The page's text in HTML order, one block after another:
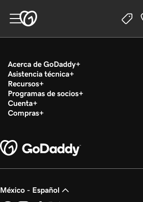
Acerca de GoDaddy
Asistencia técnica
Recursos
Programas de socios
Cuenta
Compras
México - Español